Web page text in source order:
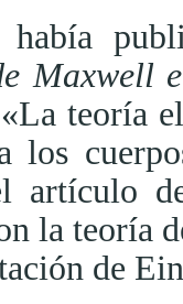
había
Maxwell
La teoría
los
artículo
la teoría
de